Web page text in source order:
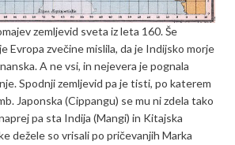
zemljevid sveta iz leta 160. Še
Evropa zvečine mislila, da je Indijsko morje
A ne vsi, in nejevera je pognala
Spodnji zemljevid pa je tisti, po katerem
Japonska (Cippangu) se mu ni zdela tako
pa sta Indija (Mangi) in Kitajska
dežele so vrisali po pričevanjih Marka